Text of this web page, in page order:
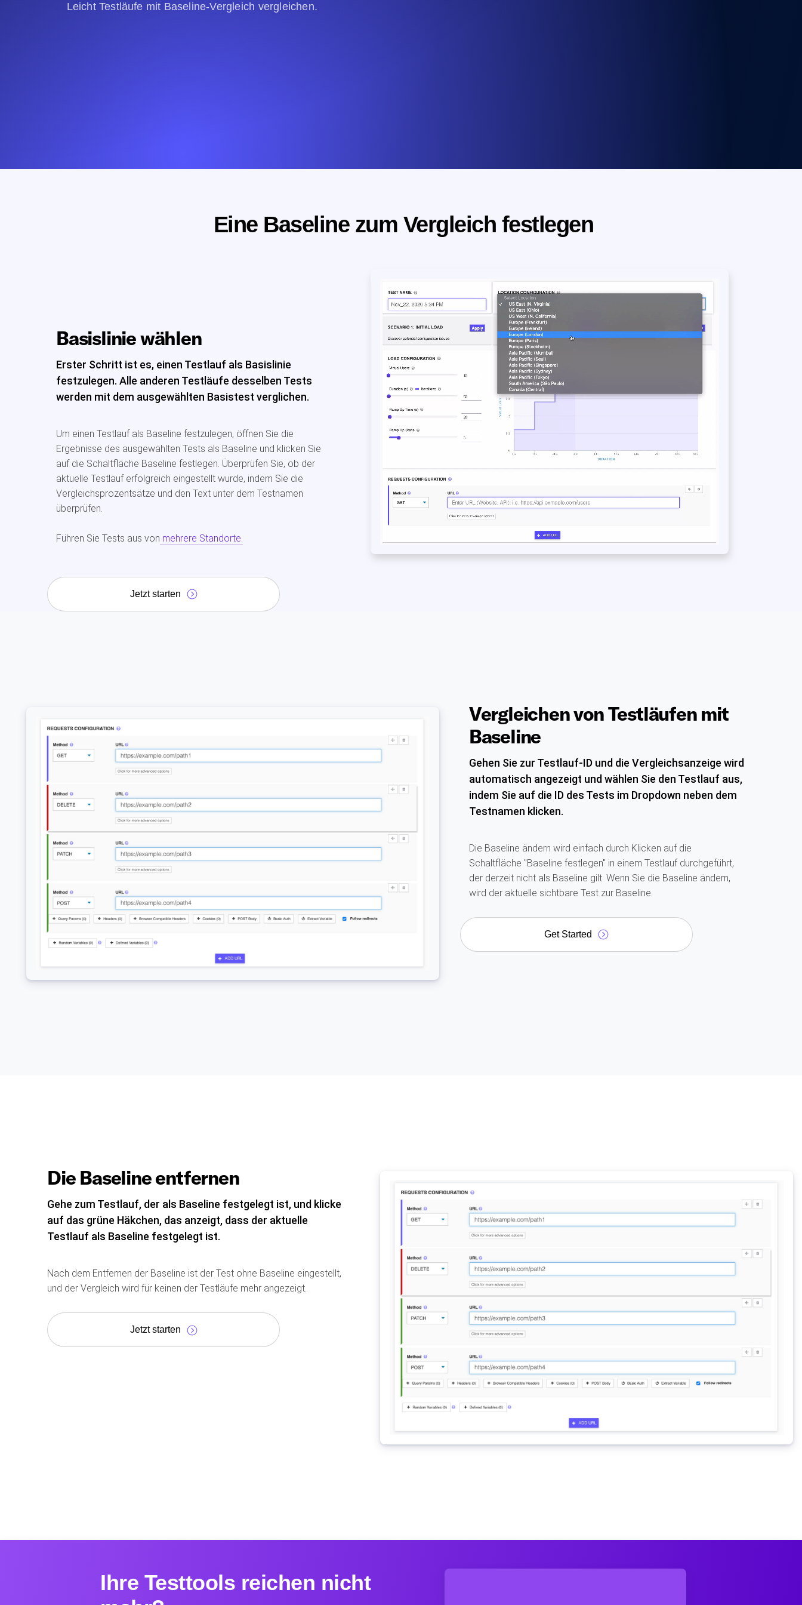
Leicht Testläufe mit Baseline-Vergleich vergleichen.
Eine Baseline zum Vergleich festlegen
Basislinie wählen
Erster Schritt ist es, einen Testlauf als Basislinie
festzulegen. Alle anderen Testläufe desselben Tests
werden mit dem ausgewählten Basistest verglichen.
Um einen Testlauf als Baseline festzulegen, öffnen Sie die
Ergebnisse des ausgewählten Tests als Baseline und klicken Sie
auf die Schaltfläche Baseline festlegen. Überprüfen Sie, ob der
aktuelle Testlauf erfolgreich eingestellt wurde, indem Sie die
Vergleichsprozentsätze und den Text unter dem Testnamen
überprüfen.
Führen Sie Tests aus von mehrere Standorte.
Jetzt starten
Vergleichen von Testläufen mit
Baseline
Gehen Sie zur Testlauf-ID und die Vergleichsanzeige wird
automatisch angezeigt und wählen Sie den Testlauf aus,
indem Sie auf die ID des Tests im Dropdown neben dem
Testnamen klicken.
Die Baseline ändern wird einfach durch Klicken auf die
Schaltfläche "Baseline festlegen" in einem Testlauf durchgeführt,
der derzeit nicht als Baseline gilt. Wenn Sie die Baseline ändern,
wird der aktuelle sichtbare Test zur Baseline.
Get Started
Die Baseline entfernen
Gehe zum Testlauf, der als Baseline festgelegt ist, und klicke
auf das grüne Häkchen, das anzeigt, dass der aktuelle
Testlauf als Baseline festgelegt ist.
Nach dem Entfernen der Baseline ist der Test ohne Baseline eingestellt,
und der Vergleich wird für keinen der Testläufe mehr angezeigt.
Jetzt starten
Ihre Testtools reichen nicht